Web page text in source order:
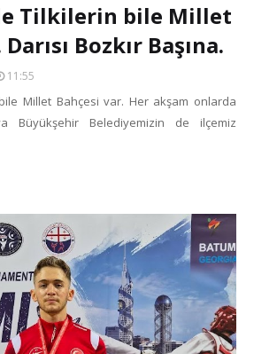
Tilkilerin bile Millet
Bozkır Başına.
11:55
Millet Bahçesi var. Her akşam onlarda
Büyükşehir Belediyemizin de ilçemiz